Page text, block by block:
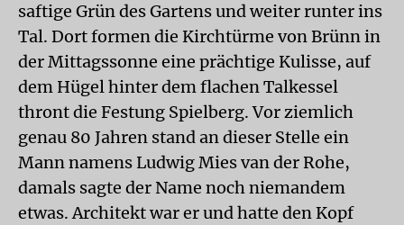
saftige Grün des Gartens und weiter runter ins
Tal. Dort formen die Kirchtürme von Brünn in
der Mittagssonne eine prächtige Kulisse, auf
dem Hügel hinter dem flachen Talkessel
thront die Festung Spielberg. Vor ziemlich
genau 80 Jahren stand an dieser Stelle ein
Mann namens Ludwig Mies van der Rohe,
damals sagte der Name noch niemandem
etwas. Architekt war er und hatte den Kopf